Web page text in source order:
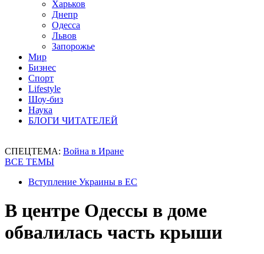
Харьков
Днепр
Одесса
Львов
Запорожье
Мир
Бизнес
Спорт
Lifestyle
Шоу-биз
Наука
БЛОГИ ЧИТАТЕЛЕЙ
СПЕЦТЕМА: Война в Иране
ВСЕ ТЕМЫ
Вступление Украины в ЕС
В центре Одессы в доме
обвалилась часть крыши